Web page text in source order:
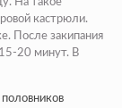
кастрюли.
После закипания
20 минут. В